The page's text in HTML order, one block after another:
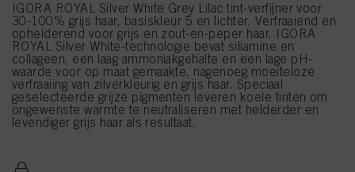
IGORA ROYAL Silver White Grey Lilac tint-verfijner voor
30-100% grijs haar, basiskleur 5 en lichter. Verfraaiend en
ophelderend voor grijs en zout-en-peper haar. IGORA
ROYAL Silver White-technologie bevat siliamine en
collageen, een laag ammoniakgehalte en een lage pH-
waarde voor op maat gemaakte, nagenoeg moeiteloze
verfraaiing van zilverkleurig en grijs haar. Speciaal
geselecteerde grijze pigmenten leveren koele tinten om
ongewenste warmte te neutraliseren met helderder en
levendiger grijs haar als resultaat.